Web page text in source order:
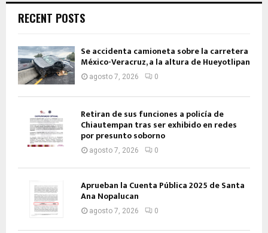
RECENT POSTS
Se accidenta camioneta sobre la carretera
México-Veracruz, a la altura de Hueyotlipan
agosto 7, 2026 0
Retiran de sus funciones a policía de
Chiautempan tras ser exhibido en redes
por presunto soborno
agosto 7, 2026 0
Aprueban la Cuenta Pública 2025 de Santa
Ana Nopalucan
agosto 7, 2026 0